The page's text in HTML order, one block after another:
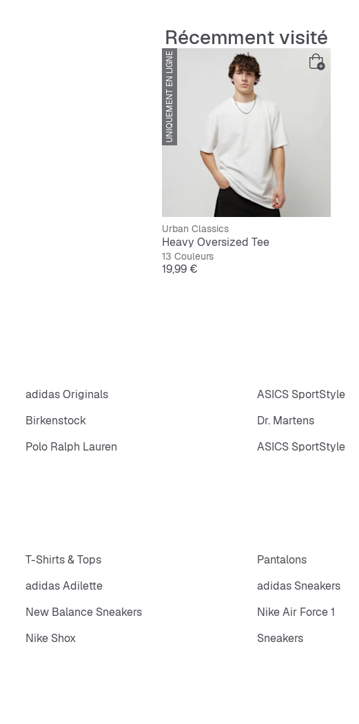
Récemment visité
UNIQUEMENT EN LIGNE
Urban Classics
Heavy Oversized Tee
13 Couleurs
Prix
19,99 €
adidas Originals ASICS SportStyle
Birkenstock Dr. Martens
Polo Ralph Lauren ASICS SportStyle
T-Shirts & Tops Pantalons
adidas Adilette adidas Sneakers
New Balance Sneakers Nike Air Force 1
Nike Shox Sneakers